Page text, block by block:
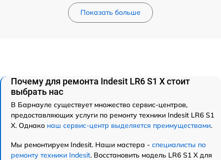
Показать больше
Почему для ремонта Indesit LR6 S1 X стоит
выбрать нас
В Барнауле существует множество сервис-центров,
предоставляющих услуги по ремонту техники Indesit LR6 S1
X. Однако наш сервис-центр выделяется преимуществами.
Мы ремонтируем Indesit. Наши мастера - специалисты по
ремонту техники Indesit. Восстановить модель LR6 S1 X для